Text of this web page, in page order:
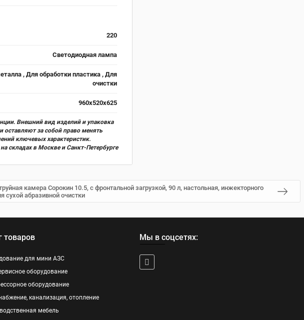
220
Светодиодная лампа
, Для обработки пластика , Для
очистки
960x520x625
Внешний вид изделий и упаковка
оставляют за собой право менять
ключевых характеристик.
складах в Москве и Санкт-Петербурге
камера Сорокин 10.5, с фронтальной загрузкой, 90 л, настольная, инжекторного
сухой абразивной очистки
товаров
для мини АЗС
оборудование
оборудование
канализация, отопление
мебель
Мы в соцсетях: